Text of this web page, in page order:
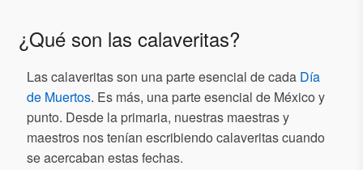
¿Qué son las calaveritas?
Las calaveritas son una parte esencial de cada Día
de Muertos. Es más, una parte esencial de México y
punto. Desde la primaria, nuestras maestras y
maestros nos tenían escribiendo calaveritas cuando
se acercaban estas fechas.